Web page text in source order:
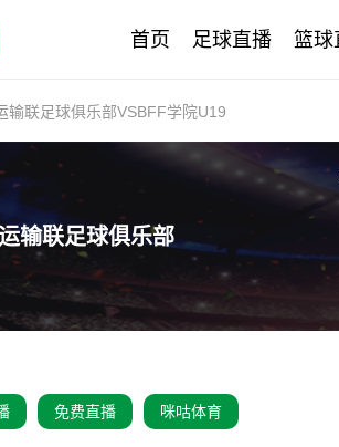
首页 足球直播 篮球
输联足球俱乐部VSBFF学院U19
输联足球俱乐部
免费直播 咪咕体育